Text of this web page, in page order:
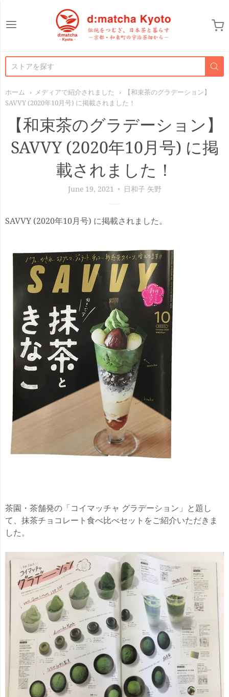
d:matcha Japan
ホーム メディアで紹介されました
【和束茶のグラデーション】
SAVVY (2020年10月号) に掲載されました！
【和束茶のグラデーション】
SAVVY (2020年10月号) に掲
載されました！
June 19, 2021 日和子 矢野
SAVVY (2020年10月号) に掲載されました。
茶園・茶舗発の「コイマッチャ グラデーション」と題し
て、抹茶チョコレート食べ比べセットをご紹介いただきま
した。